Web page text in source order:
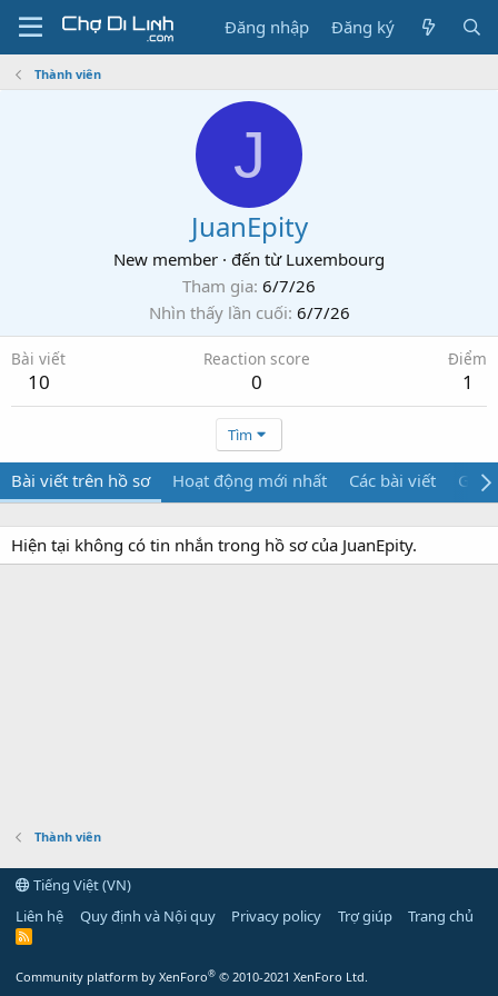
Đăng nhập Đăng ký
Thành viên
J
JuanEpity
New member · đến từ Luxembourg
Tham gia 6/7/26
Nhìn thấy lần cuối 6/7/26
Bài viết
10
Reaction score
0
Điểm
1
Tìm
Bài viết trên hồ sơ Hoạt động mới nhất Các bài viết Giới
Hiện tại không có tin nhắn trong hồ sơ của JuanEpity.
Thành viên
Tiếng Việt (VN)
Liên hệ
Quy định và Nội quy Privacy policy Trợ giúp Trang chủ
R
Community platform by XenForo® © 2010-2021 XenForo Ltd.